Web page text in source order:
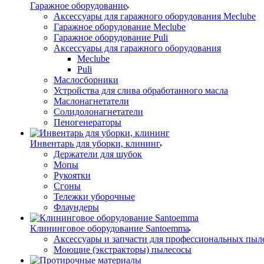
Гаражное оборудование
Аксессуары для гаражного оборудования Meclube
Гаражное оборудование Meclube
Гаражное оборудование Puli
Аксессуары для гаражного оборудования
Meclube
Puli
Маслосборники
Устройства для слива обработанного масла
Маслонагнетатели
Солидолонагнетатели
Пеногенераторы
Инвентарь для уборки, клининг
Держатели для шубок
Мопы
Рукоятки
Сгоны
Тележки уборочные
Флаундеры
Клининговое оборудование Santoemma
Аксессуары и запчасти для профессиональных
Моющие (экстракторы) пылесосы